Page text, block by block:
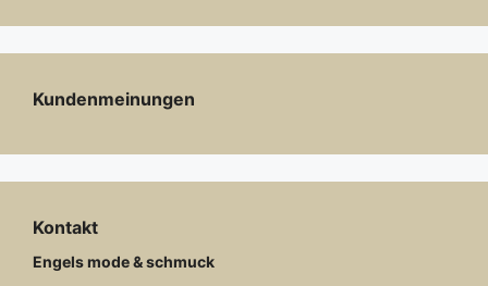
Kundenmeinungen
Kontakt
Engels mode & schmuck